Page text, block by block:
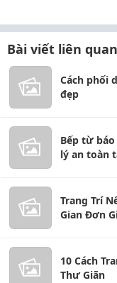
Bài viết liên quan
Cách phối
đẹp
Bếp từ báo
lý an toàn
Trang Trí
Gian Đơn
10 Cách
Thư Giãn